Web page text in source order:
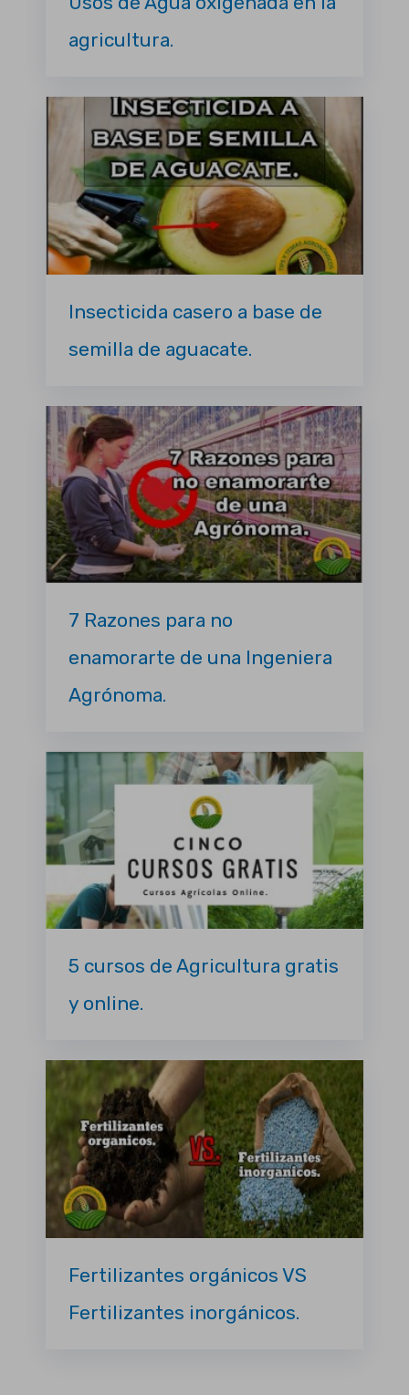
agricultura.
Insecticida casero a base de
semilla de aguacate.
7 Razones para no
enamorarte de una Ingeniera
Agrónoma.
5 cursos de Agricultura gratis
y online.
Fertilizantes orgánicos VS
Fertilizantes inorgánicos.